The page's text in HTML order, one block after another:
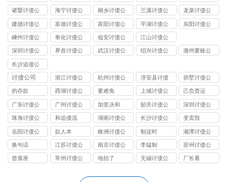
司
司
司
司
司
诸暨讨债公
司
海宁讨债公
司
桐乡讨债公
司
兰溪讨债公
司
龙泉讨债公
司
建德讨债公
司
富德讨债公
司
富阳讨债公
司
平湖讨债公
司
东阳讨债公
嵊州讨债公
司
奉化讨债公
司
临安讨债公
司
江山讨债公
司
深圳讨债公
司
界首讨债公
武汉讨债公
绍兴讨债公
滁州要账公
长沙追债公
司
讨债公司
浙江讨债公
司
杭州讨债公
司
淳安县讨债
拱墅讨债公
司
的存款
西湖讨债公
司
要难免
上城讨债公
司
己负责运
广东讨债公
司
广州讨债公
司
加坚决和
韶关讨债公
司
深圳讨债公
司
珠海讨债公
司
和追债流
湖南讨债公
司
长沙讨债公
司
变卖毁
岳阳讨债公
司
款人本
株洲讨债公
司
制这时
湘潭讨债公
司
换句话
江苏讨债公
司
南京讨债公
司
李猛制
苏州讨债公
司
曾落座
常州讨债公
地抬了
无锡讨债公
厂长看